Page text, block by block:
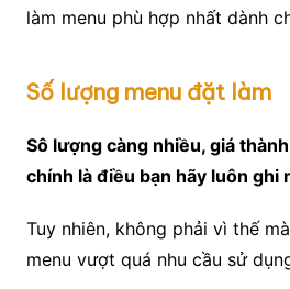
làm menu phù hợp nhất dành
Số lượng menu đặt làm
Sô lượng càng nhiều, giá
chính là điều bạn hãy luôn ghi
Tuy nhiên, không phải vì thế
menu vượt quá nhu cầu sử